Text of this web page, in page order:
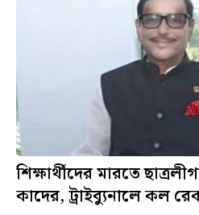
শিক্ষার্থীদের মারতে
কাদের, ট্রাইব্যুনালে কল